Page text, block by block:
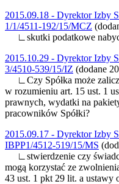
2015.09.18 - Dyrektor Izby
1/1/4511-192/15/MCZ
∟skutki podatkowe
2015.10.29 - Dyrektor Izby
3/4510-539/15/IZ (dodane
∟Czy Spółka może
w rozumieniu art. 15 ust. 1
prawnych, wydatki na
pracowników Spółki?
2015.09.17 - Dyrektor Izby
IBPP1/4512-519/15/MS
∟stwierdzenie czy
mogą korzystać ze
43 ust. 1 pkt 29 lit. a ustawy